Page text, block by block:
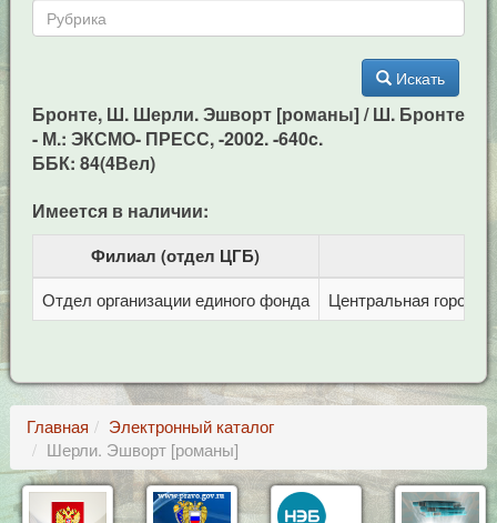
Искать
Бронте, Ш. Шерли. Эшворт [романы] / Ш. Бронте
- М.: ЭКСМО- ПРЕСС, -2002. -640c.
ББК: 84(4Вел)
Имеется в наличии:
Филиал (отдел ЦГБ)
Отдел организации единого фонда Центральная
Главная
Электронный каталог
Шерли. Эшворт [романы]